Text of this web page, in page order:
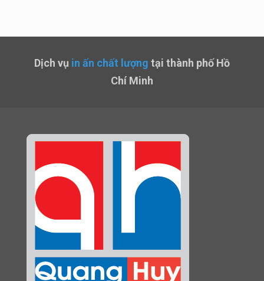
Dịch vụ in ấn chất lượng tại thành phố Hồ
Chí Minh